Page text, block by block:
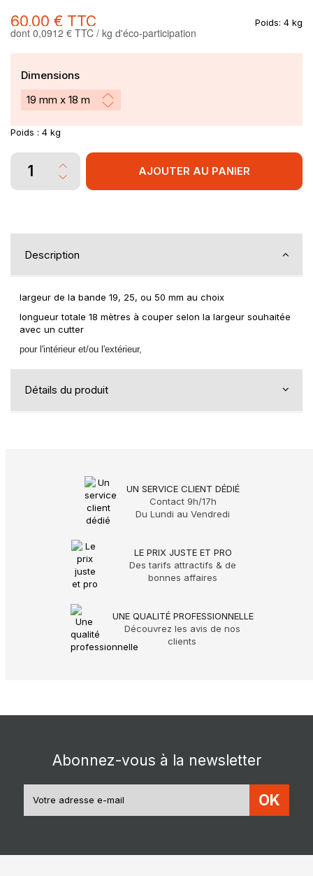
60,00 € TTC Poids: 4 kg
dont 0,0912 € TTC / kg d'éco-participation
Dimensions
Poids : 4 kg
AJOUTER AU PANIER
Description
largeur de la bande 19, 25, ou 50 mm au choix
longueur totale 18 mètres à couper selon la largeur souhaitée
avec un cutter
pour l'intérieur et/ou l'extérieur,
Détails du produit
UN SERVICE CLIENT DÉDIÉ
Contact 9h/17h
Du Lundi au Vendredi
LE PRIX JUSTE ET PRO
Des tarifs attractifs & de
bonnes affaires
UNE QUALITÉ PROFESSIONNELLE
Découvrez les avis de nos
clients
Abonnez-vous à la newsletter
OK